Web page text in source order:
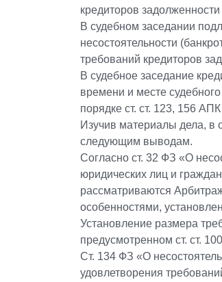
кредиторов
В судебном заседании
несостоятельности
требований кредиторов
В судебное заседание
времени и месте
порядке ст. ст. 123, 156
Изучив материалы дела, в
следующим выводам.
Согласно ст. 32 ФЗ «О
юридических лиц и
рассматриваются
особенностями,
Установление размера
предусмотренном ст. ст.
Ст. 134 ФЗ «О
удовлетворения